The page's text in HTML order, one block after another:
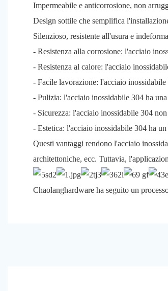
Impermeabile e anticorrosione, non
Design sottile che semplifica
Silenzioso, resistente all'usura e
- Resistenza alla corrosione: l'acciaio
- Resistenza al calore: l'acciaio
- Facile lavorazione: l'acciaio
- Pulizia: l'acciaio inossidabile 304 ha
- Sicurezza: l'acciaio inossidabile 304
- Estetica: l'acciaio inossidabile 304 ha
Questi vantaggi rendono l'acciaio
architettoniche, ecc. Tuttavia,
Chaolanghardware ha seguito un